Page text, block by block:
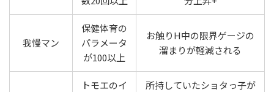
我慢マン
保健体育の
パラメータ
が100以上
お触りH中の限界ゲージの
溜まりが軽減される
トモエのイ
所持していたショタっ子が